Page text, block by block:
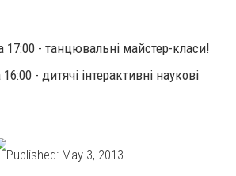
17:00 - танцювальні майстер-класи!
- дитячі інтерактивні наукові
Published: May 3, 2013